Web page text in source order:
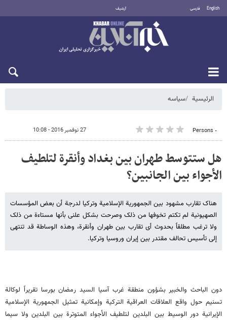
English فارسی أرشيف
الرئيسية سیاسه
٠ Persons 27 نوفمبر 2016 - 10:08
هل ستتوسط طهران بین بغداد وأنقرة لتلطیف
الأجواء بین الجانبین؟
هناک تقارب مشهود بین الجمهوریة الإسلامیة وترکیا لدرجة أن بعض المؤسسات
الصهیونیة لم تکتم تخوفها من ذلک وصرحت بشکل علنی بأنها مستاءة من ذلک
ولا ترغب مطلقاً بحدوث أی تقارب بین طهران وأنقرة، وهذه الوساطة قد تنتهی
إلى تأسیس تحالف مقتدر بین إیران وروسیا وترکیا.
دون الباحث والخبیر بشؤون منطقة غرب آسیا السید رمضان بورسا تقریراً لوکالة
تسنیم حول واقع العلاقات العراقیة الترکیة وإمکانیة تمثیل الجمهوریة الإسلامیة
الإیرانیة دور الوسیط بین البلدین لتلطیف الأجواء المتوترة بین البلدین ولا سیما